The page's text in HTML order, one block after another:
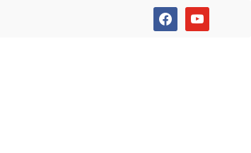
facebookyoutube